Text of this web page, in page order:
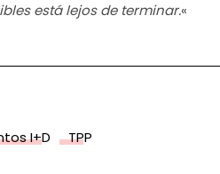
está lejos de terminar.«
I+D TPP